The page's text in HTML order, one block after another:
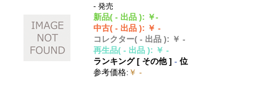
- 発売
新品( - 出品 ): ￥-
中古( - 出品 ): ￥ -
コレクター( - 出品 ): ￥ -
再生品( - 出品 ): ￥ -
ランキング [ その他]- 位
参考価格: ￥ -